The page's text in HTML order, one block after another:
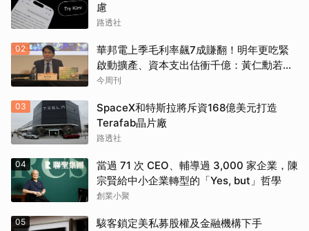
慮
路透社
02
華邦電上季毛利率飆7成賺翻！明年更吃緊
啟動擴產、資本支出估衝千億：黃仁勳若想
到，早入主記憶體廠
今周刊
03
SpaceX和特斯拉將斥資168億美元打造
Terafab晶片廠
路透社
04
當過 71 次 CEO、輔導過 3,000 家企業，陳
宗賢給中小企業轉型的「Yes, but」哲學
創業小聚
05 駭客鎖定美私募股權及金融機構下手
取消